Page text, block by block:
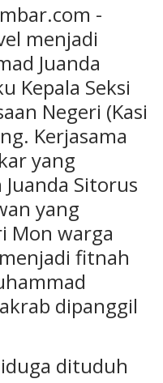
-
menjadi
Juanda
Kepala Seksi
Negeri (Kasi
Kerjasama
yang
Sitorus
yang
Mon warga
fitnah
dipanggil
dituduh